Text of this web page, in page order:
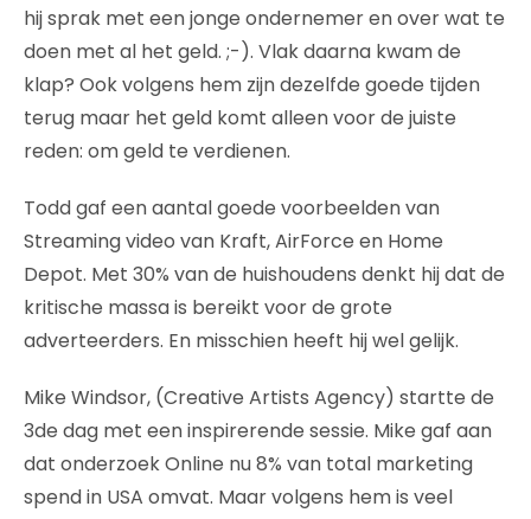
hij sprak met een jonge ondernemer en over wat te
doen met al het geld. ;-). Vlak daarna kwam de
klap? Ook volgens hem zijn dezelfde goede tijden
terug maar het geld komt alleen voor de juiste
reden: om geld te verdienen.
Todd gaf een aantal goede voorbeelden van
Streaming video van Kraft, AirForce en Home
Depot. Met 30% van de huishoudens denkt hij dat de
kritische massa is bereikt voor de grote
adverteerders. En misschien heeft hij wel gelijk.
Mike Windsor, (Creative Artists Agency) startte de
3de dag met een inspirerende sessie. Mike gaf aan
dat onderzoek Online nu 8% van total marketing
spend in USA omvat. Maar volgens hem is veel